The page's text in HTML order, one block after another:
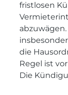
fristlosen
die
Regel ist
Die